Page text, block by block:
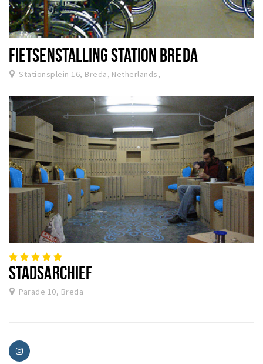
FIETSENSTALLING STATION BREDA
Stationsplein 16, Breda, Netherlands,
STADSARCHIEF
Parade 10, Breda